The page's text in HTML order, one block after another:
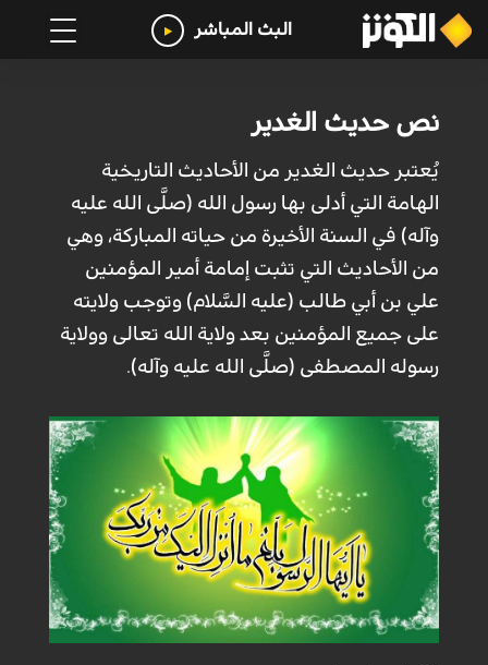
البث المباشر
نص حديث الغدير
يُعتبر حديث الغدير من الأحاديث التاريخية
الهامة التي أدلى بها رسول الله (صلَّى الله عليه
وآله) في السنة الأخيرة من حياته المباركة، وهي
من الأحاديث التي تثبت إمامة أمير المؤمنين
علي بن أبي طالب (عليه السَّلام) وتوجب ولايته
على جميع المؤمنين بعد ولاية الله تعالى وولاية
رسوله المصطفى (صلَّى الله عليه وآله).